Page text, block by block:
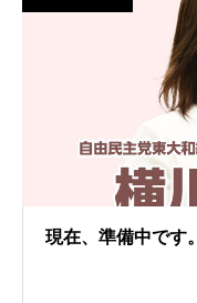
現在、準備中です。